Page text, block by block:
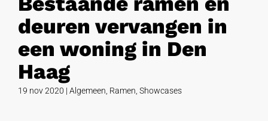
deuren vervangen in
een woning in Den
Haag
19 nov 2020 | Algemeen Ramen Showcases